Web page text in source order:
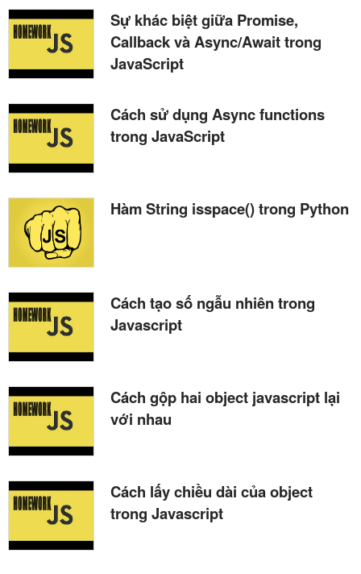
Sự khác biệt giữa Promise,
Callback và Async/Await trong
JavaScript
Cách sử dụng Async functions
trong JavaScript
Hàm String isspace() trong Python
Cách tạo số ngẫu nhiên trong
Javascript
Cách gộp hai object javascript lại
với nhau
Cách lấy chiều dài của object
trong Javascript